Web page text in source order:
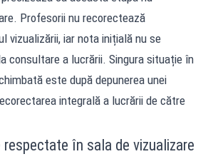
Profesorii nu recorectează
vizualizării, iar nota inițială nu se
consultare a lucrării. Singura situație în
este după depunerea unei
integrală a lucrării de către
respectate în sala de vizualizare